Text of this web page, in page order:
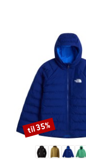
Rabat
til 35%